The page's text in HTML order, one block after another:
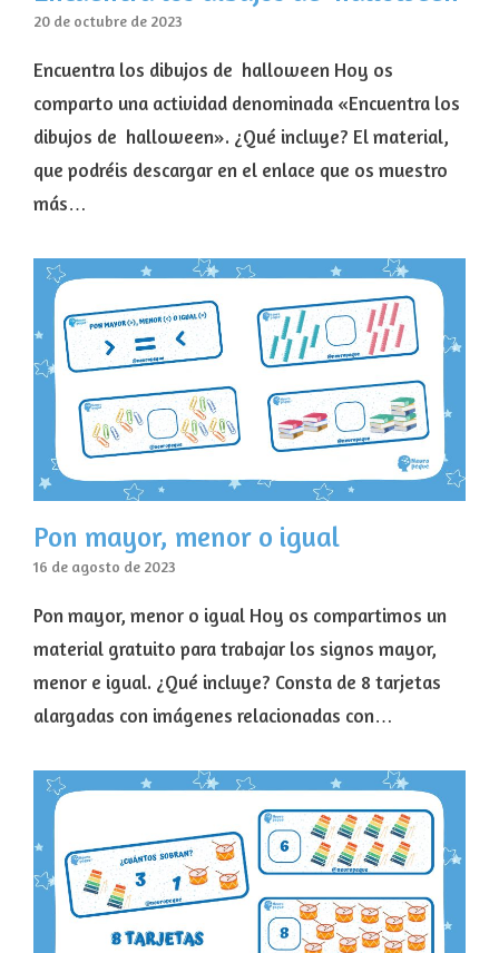
20 de octubre de 2023
Encuentra los dibujos de halloween Hoy os
comparto una actividad denominada «Encuentra los
dibujos de halloween». ¿Qué incluye? El material,
que podréis descargar en el enlace que os muestro
más…
Pon mayor, menor o igual
16 de agosto de 2023
Pon mayor, menor o igual Hoy os compartimos un
material gratuito para trabajar los signos mayor,
menor e igual. ¿Qué incluye? Consta de 8 tarjetas
alargadas con imágenes relacionadas con…